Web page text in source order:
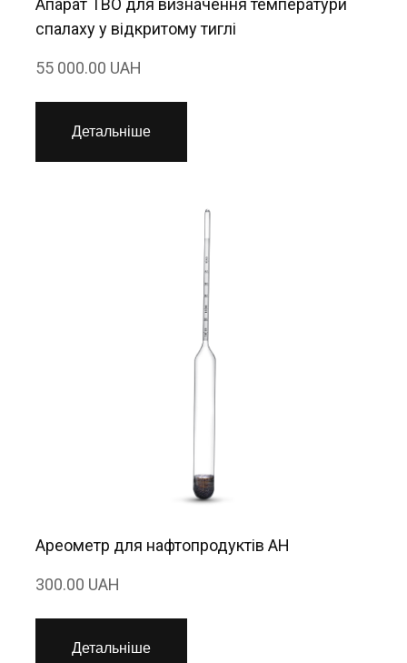
Апарат ТВО для визначення температури
спалаху у відкритому тиглі
55 000.00 UAH
Детальніше
Ареометр для нафтопродуктів АН
300.00 UAH
Детальніше